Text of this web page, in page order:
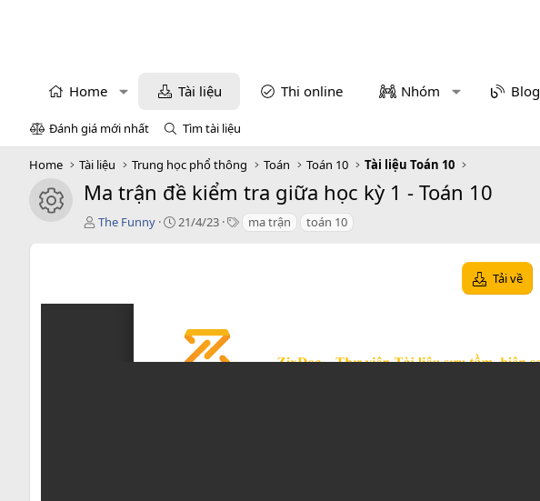
Home Tài liệu Thi online Nhóm Blog
Đánh giá mới nhất Tìm tài liệu
Home Tài liệu Trung học phổ thông Toán Toán 10 Tài liệu Toán 10
icon tài liệu
Ma trận đề kiểm tra giữa học kỳ 1 - Toán 10
T
ả
The Funny
C
21/4/23
T ma trận toán 10
Tải về